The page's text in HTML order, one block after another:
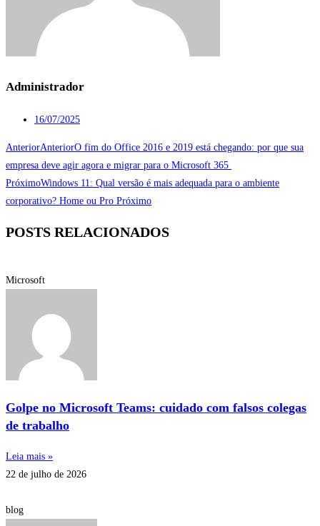
Administrador
16/07/2025
AnteriorAnteriorO fim do Office 2016 e 2019 está chegando: por que sua
empresa deve agir agora e migrar para o Microsoft 365
PróximoWindows 11: Qual versão é mais adequada para o ambiente
corporativo? Home ou Pro Próximo
POSTS RELACIONADOS
Microsoft
Golpe no Microsoft Teams: cuidado com falsos colegas
de trabalho
Leia mais »
22 de julho de 2026
blog